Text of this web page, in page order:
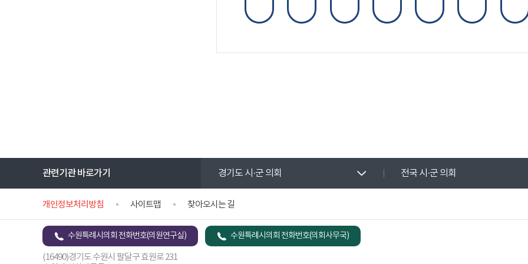
관련기관 바로가기 경기도 시·군 의회 전국 시·군 의회
개인정보처리방침 사이트맵 찾아오시는 길
수원특례시의회 전화번호(의원연구실) 수원특례시의회 전화번호(의회사무국)
(16490)경기도 수원시 팔달구 효원로 231